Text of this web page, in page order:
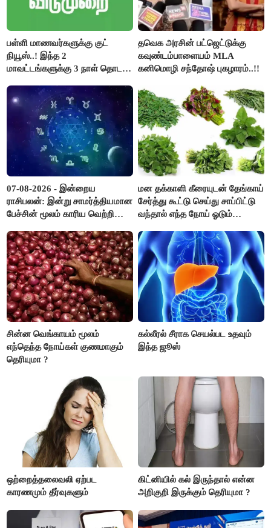
பள்ளி மாணவர்களுக்கு குட்
நியூஸ்..! இந்த 2
மாவட்டங்களுக்கு 3 நாள் தொடர்
தவெக அரசின் பட்ஜெட்டுக்கு
கவுண்டம்பாளையம் MLA
கனிமொழி சந்தோஷ் புகழாரம்..!!
07-08-2026 - இன்றைய
ராசிபலன்: இன்று சாமர்த்தியமான
பேச்சின் மூலம் காரிய வெற்றி
பொறுப்புகளை ஒப்படைப்பதில்
கவனம் தேவை..!
மன தக்காளி கீரையுடன் தேங்காய்
சேர்த்து கூட்டு செய்து சாப்பிட்டு
வந்தால் எந்த நோய் ஓடும்
சின்ன வெங்காயம் மூலம்
எந்தெந்த நோய்கள் குணமாகும்
தெரியுமா ?
கல்லீரல் சீராக செயல்பட உதவும்
இந்த ஜூஸ்
ஒற்றைத்தலைவலி ஏற்பட
காரணமும் தீர்வுகளும்
கிட்னியில் கல் இருந்தால் என்ன
அறிகுறி இருக்கும் தெரியுமா ?